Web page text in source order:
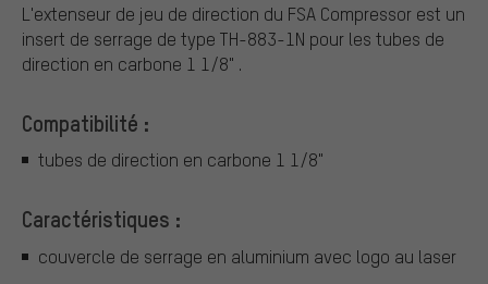
L'extenseur de jeu de direction du FSA Compressor est un
insert de serrage de type TH-883-1N pour les tubes de
direction en carbone 1 1/8" .
Compatibilité :
tubes de direction en carbone 1 1/8"
Caractéristiques :
couvercle de serrage en aluminium avec logo au laser